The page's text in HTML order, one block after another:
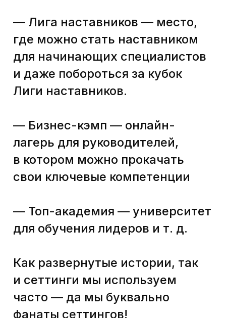
между собой консультанты,
и сравните с тем, как общаются
в узком кругу программисты.
А потом пойдите в комнату
к маркетологам и окончательно
убедитесь, что ни одного
в фиолетовом комбинезоне,
который в прошлый вторник
устанавливал вам
видеонаблюдение.
попасть в tone
of voice?
подбираем такую тональность
коммуникации, которая лучше
всего будет соответствовать
героям. Для этого проводим